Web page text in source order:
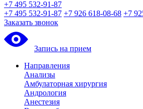
+7 495 532-91-87
+7 495 532-91-87 +7 926 618-08-68 +7
Заказать звонок
Запись на прием
Направления
Анализы
Амбулаторная хирургия
Андрология
Анестезия